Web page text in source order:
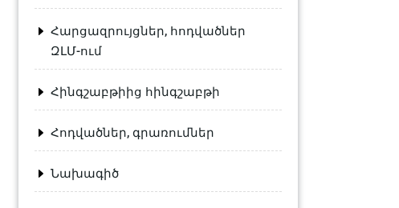
Հարցազրույցներ, հոդվածներ
ԶԼՄ-ում
Հինգշաբթիից հինգշաբթի
Հոդվածներ, գրառումներ
Նախագիծ